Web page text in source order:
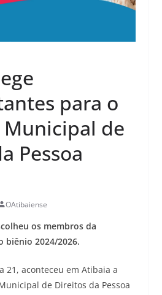
para o
Municipal de
Pessoa
OAtibaiense
os membros da
biênio 2024/2026.
21, aconteceu em Atibaia a
de Direitos da Pessoa